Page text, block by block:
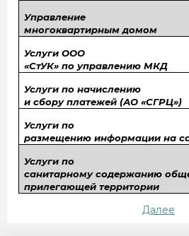
Управление
многоквартирным домом
Услуги ООО
«СтУК» по управлению МКД
Услуги по начислению
и сбору платежей (АО «СГРЦ»)
Услуги по
размещению информации на
Услуги по
санитарному содержанию
прилегающей территории
Далее